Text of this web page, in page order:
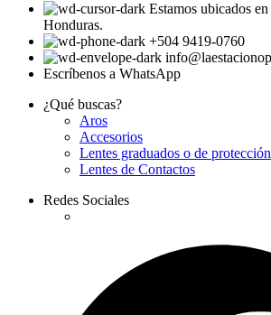
Estamos ubicados
Honduras.
+504 9419-0760
Escríbenos a WhatsApp
¿Qué buscas?
Aros
Accesorios
Lentes graduados o de protección
Lentes de Contactos
Redes Sociales